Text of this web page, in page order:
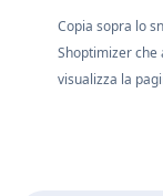
Copia sopra lo
Shoptimizer che
visualizza la